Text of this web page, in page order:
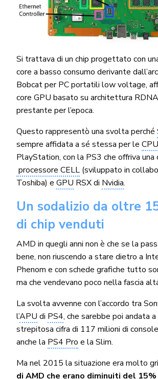
Si trattava di un chip progettato con
core a basso consumo derivante
Bobcat per PC portatili low voltage,
core GPU basato su architettura
prestante per l’epoca.
Questo rappresentò una svolta perché
sempre affidata a sé stessa per leCPU
PlayStation, con la PS3 che offriva una
processore CELL (sviluppato in
Toshiba) e GPU RSX di Nvidia.
Un sodalizio da oltre
di chip venduti
AMD in quegli anni non è che se la
bene, non riuscendo a stare dietro a
Phenom e con schede grafiche tutto
ma che vendevano poco nella fascia
La svolta avvenne con l’accordo tra
l’APU di PS4, che sarebbe poi andata
strepitosa cifra di 117 milioni di
anche la PS4 Pro e la Slim.
Ma nel 2015 la situazione era molto
di AMD che erano diminuiti del 15%